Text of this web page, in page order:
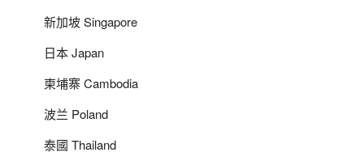
新加坡 Singapore
日本 Japan
柬埔寨 Cambodia
波兰 Poland
泰國 Thailand